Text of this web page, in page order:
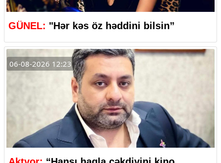
GÜNEL: "Hər kəs öz həddini bilsin”
06-08-2026 12:23